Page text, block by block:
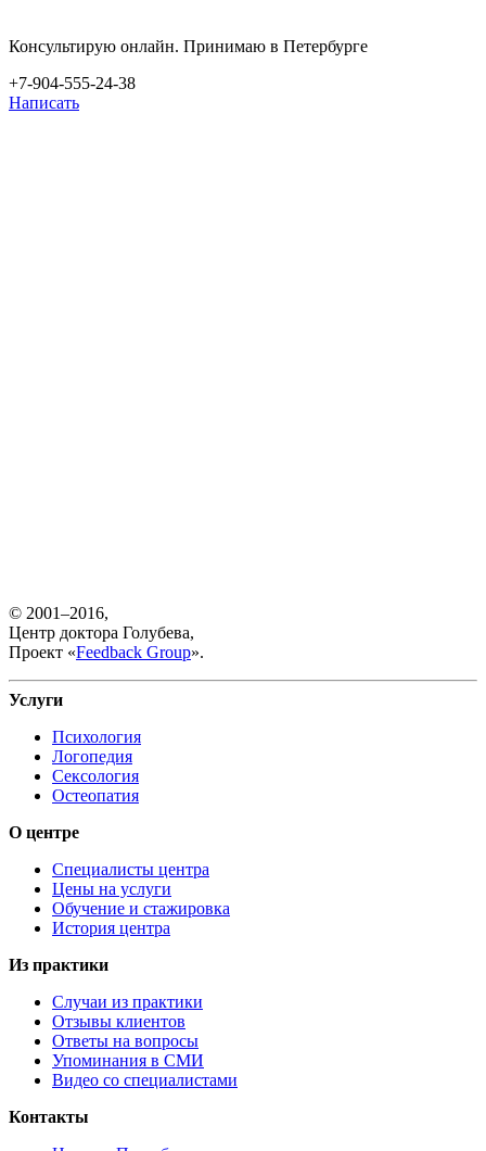
Консультирую онлайн. Принимаю в Петербурге
+7-904-555-24-38
Написать
© 2001–2016,
Центр доктора Голубева,
Проект «Feedback Group».
Услуги
Психология
Логопедия
Сексология
Остеопатия
О центре
Специалисты центра
Цены на услуги
Обучение и стажировка
История центра
Из практики
Случаи из практики
Отзывы клиентов
Ответы на вопросы
Упоминания в СМИ
Видео со специалистами
Контакты